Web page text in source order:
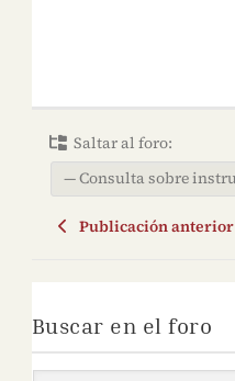
Saltar al foro:
Publicación anterior
Buscar en el foro